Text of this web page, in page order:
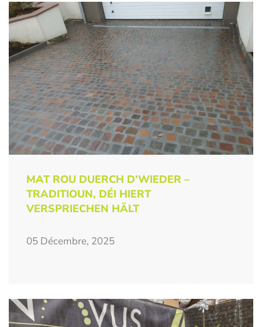
MAT ROU DUERCH D’WIEDER –
TRADITIOUN, DÉI HIERT
VERSPRIECHEN HÄLT
05 Décembre, 2025